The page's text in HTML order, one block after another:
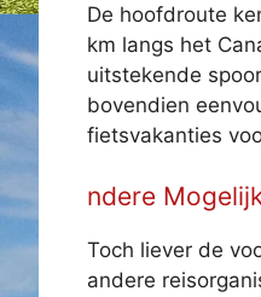
De hoofdroute
km langs het
uitstekende
bovendien
fietsvakanties
ndere
Toch liever de
andere